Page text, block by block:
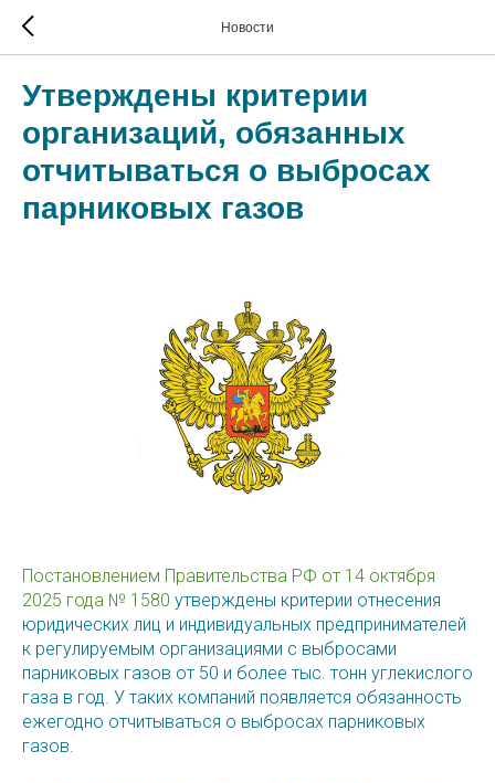
Новости
Утверждены критерии
организаций, обязанных
отчитываться о выбросах
парниковых газов
Постановлением Правительства РФ от 14 октября
2025 года № 1580 утверждены критерии отнесения
юридических лиц и индивидуальных предпринимателей
к регулируемым организациями с выбросами
парниковых газов от 50 и более тыс. тонн углекислого
газа в год. У таких компаний появляется обязанность
ежегодно отчитываться о выбросах парниковых
газов.